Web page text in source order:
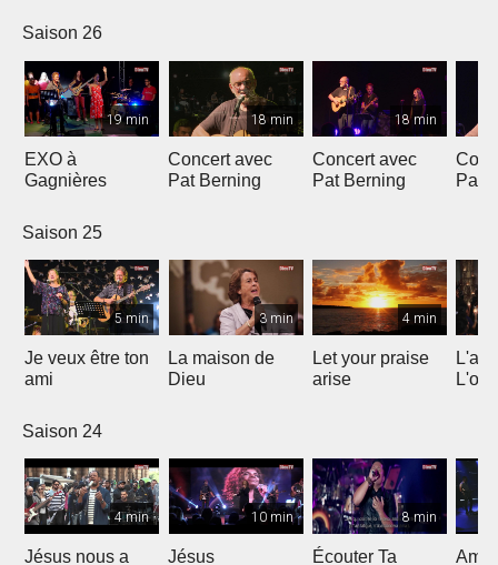
Saison 26
19 min
EXO à
Gagnières
18 min
Concert avec
Pat Berning
18 min
Concert avec
Pat Berning
Pat
Saison 25
5 min
Je veux être ton
ami
3 min
La maison de
Dieu
4 min
Let your praise
arise
Saison 24
4 min
Jésus nous a
10 min
Jésus
8 min
Écouter Ta
Ami